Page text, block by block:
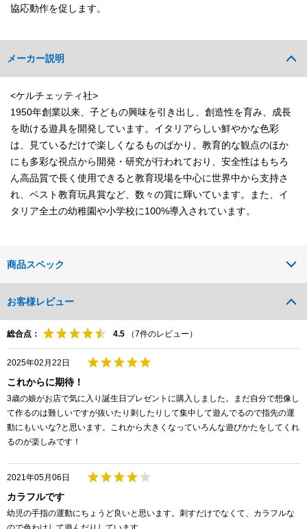
協応動作を促します。
メーカー説明
<ケルチェッティ社>
1950年創業以来、子どもの興味を引き出し、創造性を育み、成長
を助ける遊具を開発しています。イタリアらしい鮮やかな色彩
は、見ているだけで楽しくなるものばかり。教育的な観点のほか
にも多彩な視点から開発・研究が行われており、安全性はもちろ
ん高品質で長く使用できると教育現場を中心に世界中から支持さ
れ、ベスト教育玩具賞など、数々の賞に輝いています。また、イ
タリア全土の幼稚園や小学校に100%導入されています。
商品スペック
お客様レビュー
総合点： （7件のレビュー）
2025年02月22日
これからに期待！
3歳の娘がお店で気に入り誕生日プレゼントに購入しました。まだ自分で想像し
て作るのは難しいですが抜いたり刺したりして集中して遊んでるので指先の運
動にもいいな?と思います。これから大きくなっていろんな遊びかたをしてくれ
るのが楽しみです！
2021年05月06日
カラフルです
幼児の手指の運動にちょうど良いと思います。刺すだけでなくて、カラフルな